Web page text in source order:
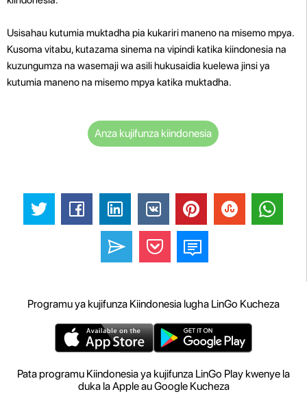
Usisahau kutumia muktadha pia kukariri maneno na misemo mpya.
Kusoma vitabu, kutazama sinema na vipindi katika kiindonesia na
kuzungumza na wasemaji wa asili hukusaidia kuelewa jinsi ya
kutumia maneno na misemo mpya katika muktadha.
Anza kujifunza kiindonesia
Programu ya kujifunza Kiindonesia lugha LinGo Kucheza
Pata programu Kiindonesia ya kujifunza LinGo Play kwenye la
duka la Apple au Google Kucheza